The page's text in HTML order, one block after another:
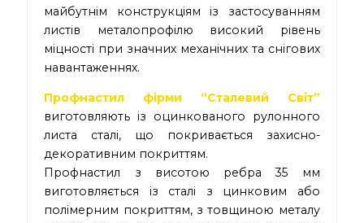
майбутнім конструкціям із застосуванням
листів металопрофілю високий рівень
міцності при значних механічних та снігових
навантаженнях.
Профнастил фірми “Сталевий Світ”
виготовляють із оцинкованого рулонного
листа сталі, що покривається захисно-
декоративним покриттям.
Профнастил з висотою ребра 35 мм
виготовляється із сталі з цинковим або
полімерним покриттям, з товщиною металу